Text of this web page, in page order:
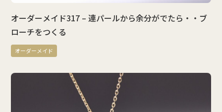
オーダーメイド317 – 連パールから余分がでたら・・ブ
ローチをつくる
オーダーメイド